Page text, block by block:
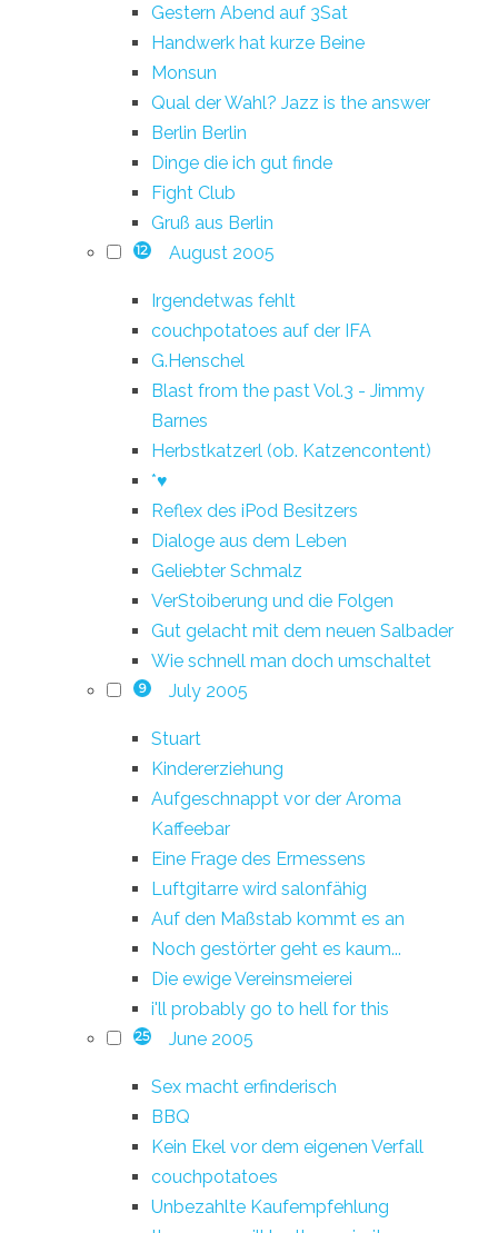
Gestern Abend auf 3Sat
Handwerk hat kurze Beine
Monsun
Qual der Wahl? Jazz is the answer
Berlin Berlin
Dinge die ich gut finde
Fight Club
Gruß aus Berlin
12 August 2005
Irgendetwas fehlt
couchpotatoes auf der IFA
G.Henschel
Blast from the past Vol.3 - Jimmy
Barnes
Herbstkatzerl (ob. Katzencontent)
*♥
Reflex des iPod Besitzers
Dialoge aus dem Leben
Geliebter Schmalz
VerStoiberung und die Folgen
Gut gelacht mit dem neuen Salbader
Wie schnell man doch umschaltet
9 July 2005
Stuart
Kindererziehung
Aufgeschnappt vor der Aroma
Kaffeebar
Eine Frage des Ermessens
Luftgitarre wird salonfähig
Auf den Maßstab kommt es an
Noch gestörter geht es kaum...
Die ewige Vereinsmeierei
i'll probably go to hell for this
25 June 2005
Sex macht erfinderisch
BBQ
Kein Ekel vor dem eigenen Verfall
couchpotatoes
Unbezahlte Kaufempfehlung